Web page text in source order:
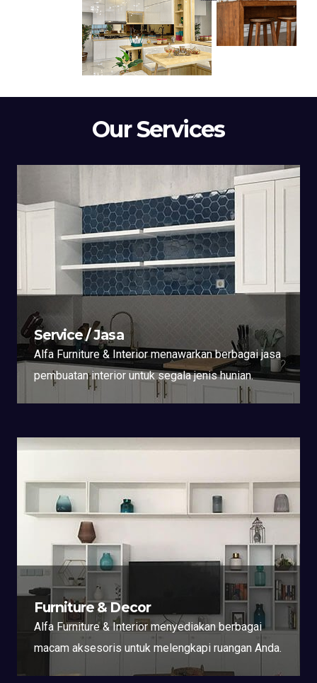
Our Services
Service / Jasa
Alfa Furniture & Interior menawarkan berbagai jasa
pembuatan interior untuk segala jenis hunian.
Furniture & Decor
Alfa Furniture & Interior menyediakan berbagai
macam aksesoris untuk melengkapi ruangan Anda.